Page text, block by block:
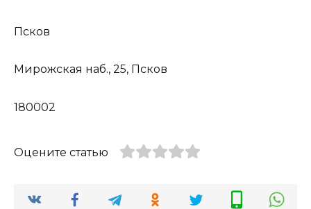
Псков
Мирожская наб., 25, Псков
180002
Оцените статью